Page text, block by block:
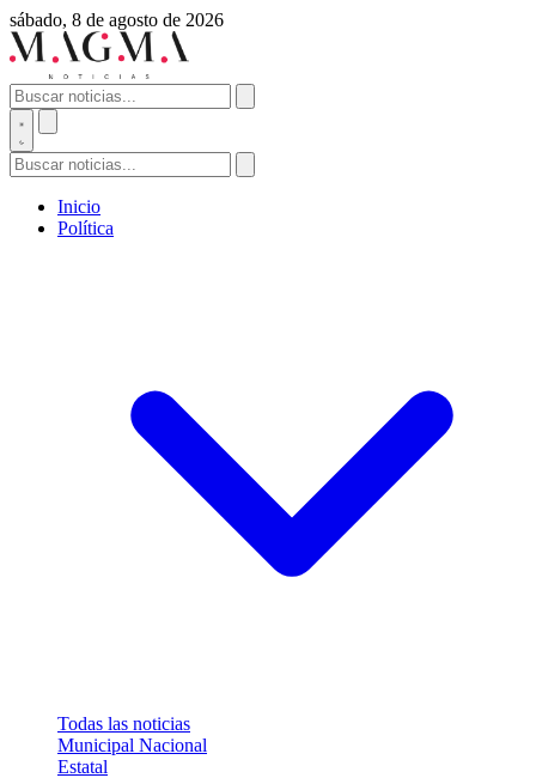
sábado, 8 de agosto de 2026
Inicio
Política
Todas las noticias
Municipal Nacional
Estatal